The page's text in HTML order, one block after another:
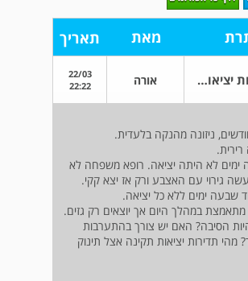
מאת תאריך
תדירות יציאות אצל תינוק יונק אורה
22/03
22:22
לא היתה יציאה. רופא משפחה לא
גירוי עם האצבע ורק אז יצא קקי.
שבעה ימים ללא כל יציאה.
במהלך היום אך יוצאים רק גזים.
הסיבה? האם יש צורך בהתערבות
מהי תדירות יציאות תקינה אצל תינוק